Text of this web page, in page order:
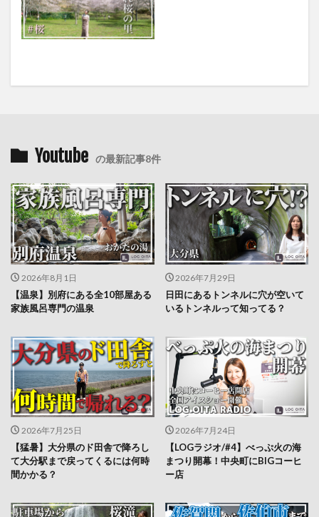
Youtube の最新記事8件
2026年8月1日
【温泉】別府にある全10部屋ある
家族風呂専門の温泉
2026年7月29日
日田にあるトンネルに穴が空いて
いるトンネルって知ってる？
2026年7月25日
【猛暑】大分県のド田舎で降ろし
て大分駅まで戻ってくるには何時
間かかる？
2026年7月24日
【LOGラジオ/#4】べっぷ火の海
まつり開幕！中央町にBIGコーヒ
ー店